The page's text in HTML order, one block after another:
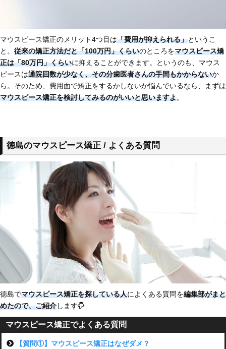
マウスピース矯正のメリット4つ目は「費用が抑えられる」というこ
と。 従来の矯正方法だと「100万円」くらいのところをマウスピース矯
正は「80万円」くらいに抑えることができます。というのも、マウス
ピースは通院回数が少なく、その分歯医者さんの手間もかからないか
ら。そのため、費用面で矯正をするかしないか悩んでいるなら、まずは
マウスピース矯正を検討してみるのがいいと思いますよ。
徳島のマウスピース矯正 / よくある質問
徳島でマウスピース矯正を探している人によくある質問を編集部がまと
めたので、ご紹介します
マウスピース矯正でよくある質問
【質問①】マウスピース矯正はなぜダメ？